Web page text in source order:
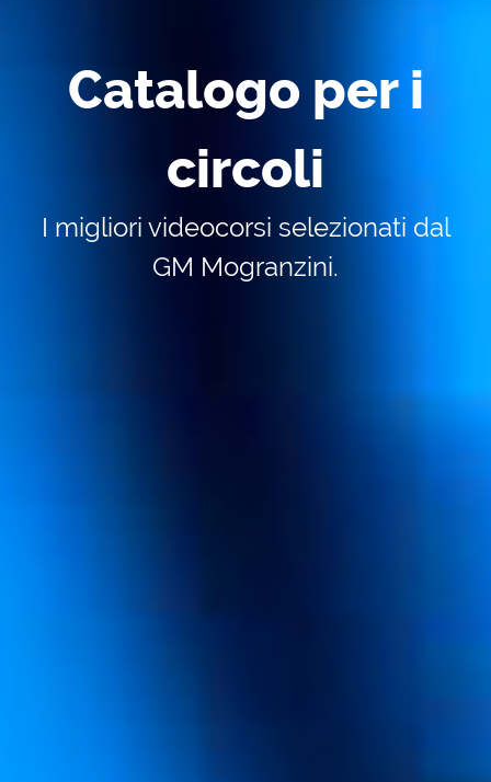
Catalogo per i
circoli
I migliori videocorsi selezionati dal
GM Mogranzini.